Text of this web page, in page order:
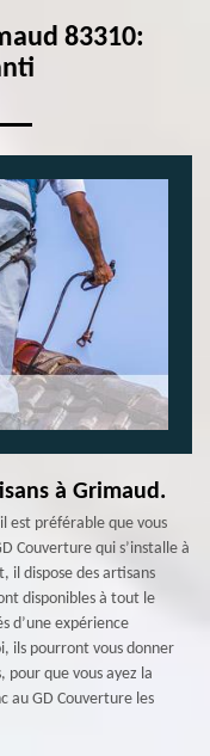
83310:
à Grimaud.
est préférable que vous
Couverture qui s’installe à
il dispose des artisans
disponibles à tout le
d’une expérience
ils pourront vous donner
pour que vous ayez la
au GD Couverture les